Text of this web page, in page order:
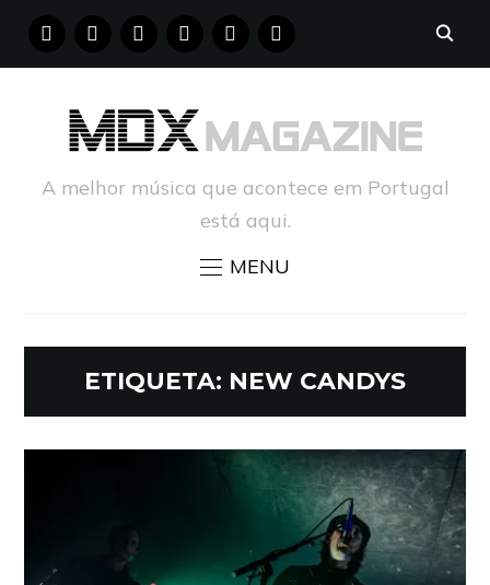
FACEBOOKINSTAGRAM
YOUTUBE PINTERESTTUMBLR
A melhor música que acontece em Portugal
está aqui.
MENU
ETIQUETA: NEW CANDYS